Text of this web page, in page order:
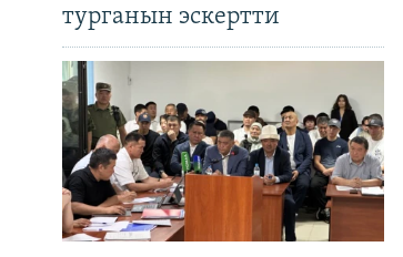
турганын эскертти